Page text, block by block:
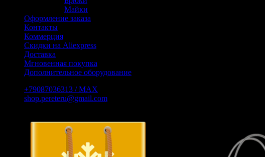
Майки
Оформление заказа
Контакты
Коммерция
Скидки на Aliexpress
Доставка
Мгновенная покупка
Дополнительное оборудование
+79087036313 / МАХ
shop.pereteru@gmail.com